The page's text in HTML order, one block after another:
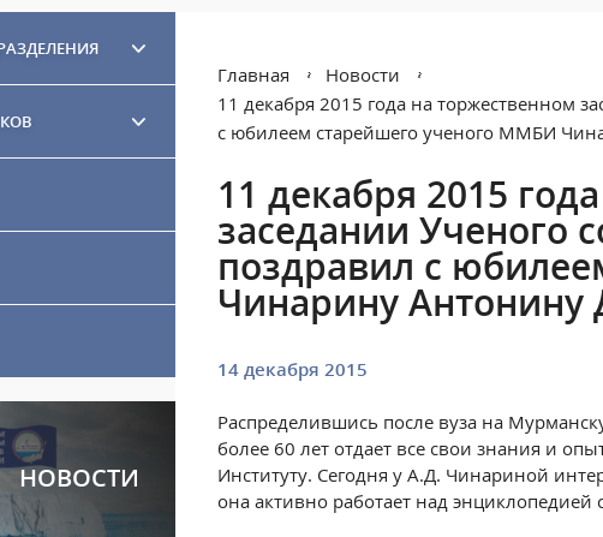
НОВОСТИ
Главная
Новости
11 декабря 2015 года на торжественном
с юбилеем старейшего ученого ММБИ
11 декабря 2015
заседании Ученого
поздравил с
Чинарину Антонину
14 декабря 2015
Распределившись после вуза на
более 60 лет отдает все свои знания и
Институту. Сегодня у А.Д. Чинариной
она активно работает над энциклопедией